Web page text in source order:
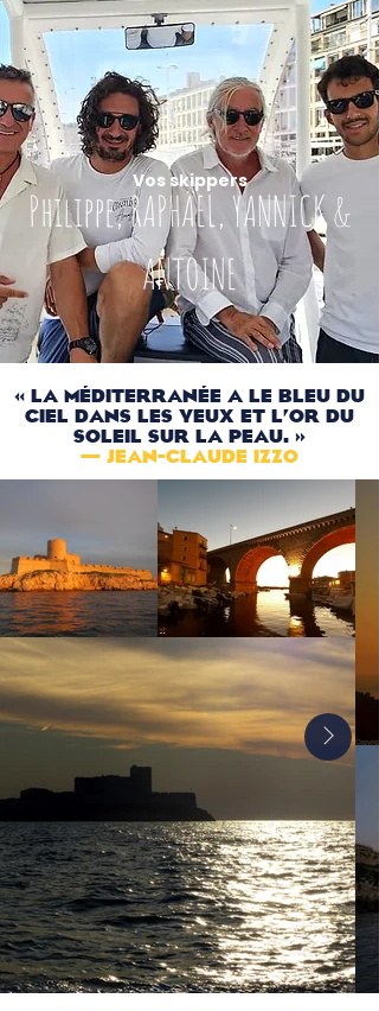
Philippe, RAPHÄEL, YANNICK &
ANTOINE
Vos skippers
« La MÉditerranÉe a le bleu du
ciel dans les yeux et l’or du
soleil sur la peau. »
— Jean-Claude Izzo